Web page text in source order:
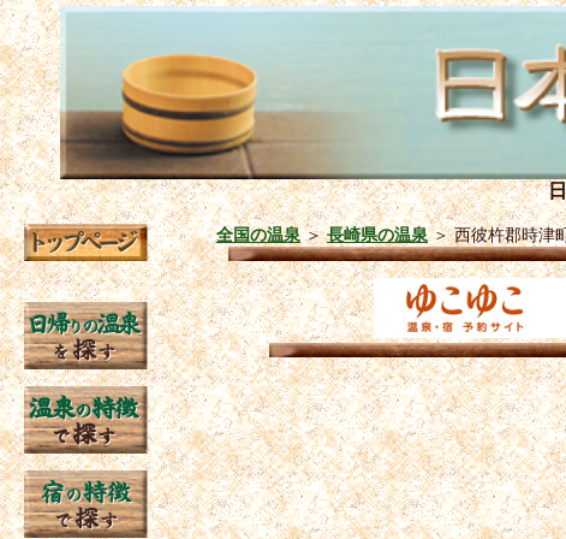
全国の温泉＞長崎県の温泉＞西彼杵郡時津